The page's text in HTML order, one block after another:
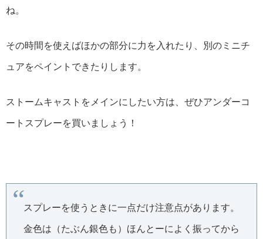
ね。
その時間を使えばほかの部分に力を入れたり、別のミニチ
ュアをペイントできたりします。
ストームキャストをメインにしたい方は、ぜひアンダーコ
ートスプレーを買いましょう！
スプレーを使うときに一点だけ注意点があります。
金色は（たぶん銀色も）ほんとーによく振ってから